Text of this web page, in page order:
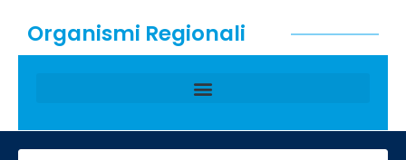
Organismi Regionali